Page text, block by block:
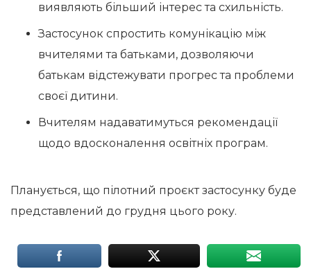
виявляють більший інтерес та схильність.
Застосунок спростить комунікацію між
вчителями та батьками, дозволяючи
батькам відстежувати прогрес та проблеми
своєї дитини.
Вчителям надаватимуться рекомендації
щодо вдосконалення освітніх програм.
Планується, що пілотний проєкт застосунку буде
представлений до грудня цього року.